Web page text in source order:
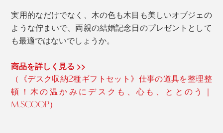
実用的なだけでなく、木の色も木目も美しいオブジェの
ような佇まいで、両親の結婚記念日のプレゼントとして
も最適ではないでしょうか。
商品を詳しく見る >>
（《デスク収納2種ギフトセット》仕事の道具を整理整
頓！木の温かみにデスクも、心も、ととのう｜
M.SCOOP）